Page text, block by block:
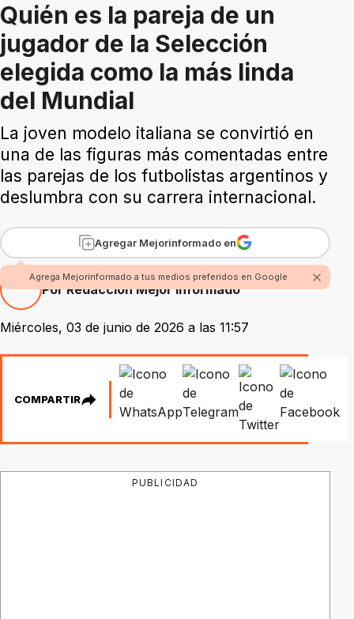
Quién es la pareja de un
jugador de la Selección
elegida como la más linda
del Mundial
La joven modelo italiana se convirtió en
una de las figuras más comentadas entre
las parejas de los futbolistas argentinos y
deslumbra con su carrera internacional.
Agregar Mejorinformado en
Agrega Mejorinformado a tus medios preferidos en Google
Por Redacción Mejor Informado
Miércoles, 03 de junio de 2026 a las 11:57
COMPARTIR
PUBLICIDAD